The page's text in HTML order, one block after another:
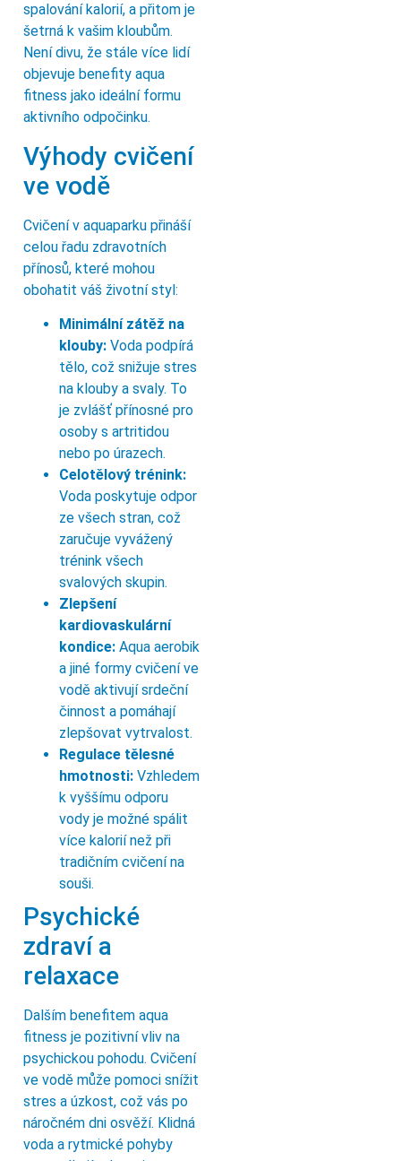
spalování kalorií, a přitom je
šetrná k vašim kloubům.
Není divu, že stále více lidí
objevuje benefity aqua
fitness jako ideální formu
aktivního odpočinku.
Výhody cvičení
ve vodě
Cvičení v aquaparku přináší
celou řadu zdravotních
přínosů, které mohou
obohatit váš životní styl:
Minimální zátěž na
klouby: Voda podpírá
tělo, což snižuje stres
na klouby a svaly. To
je zvlášť přínosné pro
osoby s artritidou
nebo po úrazech.
Celotělový trénink:
Voda poskytuje odpor
ze všech stran, což
zaručuje vyvážený
trénink všech
svalových skupin.
Zlepšení
kardiovaskulární
kondice: Aqua aerobik
a jiné formy cvičení ve
vodě aktivují srdeční
činnost a pomáhají
zlepšovat vytrvalost.
Regulace tělesné
hmotnosti: Vzhledem
k vyššímu odporu
vody je možné spálit
více kalorií než při
tradičním cvičení na
souši.
Psychické
zdraví a
relaxace
Dalším benefitem aqua
fitness je pozitivní vliv na
psychickou pohodu. Cvičení
ve vodě může pomoci snížit
stres a úzkost, což vás po
náročném dni osvěží. Klidná
voda a rytmické pohyby